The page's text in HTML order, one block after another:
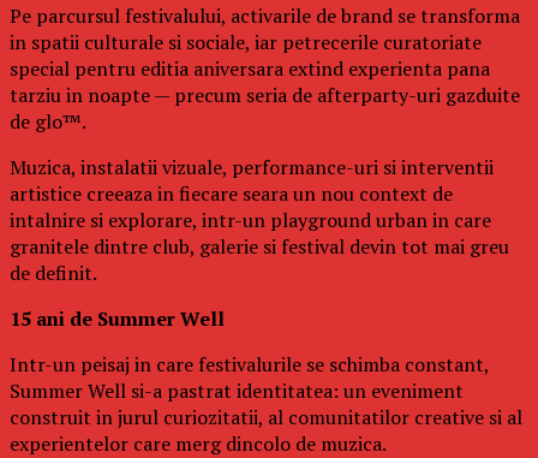
Pe parcursul festivalului, activarile de brand se transforma
in spatii culturale si sociale, iar petrecerile curatoriate
special pentru editia aniversara extind experienta pana
tarziu in noapte — precum seria de afterparty-uri gazduite
de glo™.
Muzica, instalatii vizuale, performance-uri si interventii
artistice creeaza in fiecare seara un nou context de
intalnire si explorare, intr-un playground urban in care
granitele dintre club, galerie si festival devin tot mai greu
de definit.
15 ani de Summer Well
Intr-un peisaj in care festivalurile se schimba constant,
Summer Well si-a pastrat identitatea: un eveniment
construit in jurul curiozitatii, al comunitatilor creative si al
experientelor care merg dincolo de muzica.